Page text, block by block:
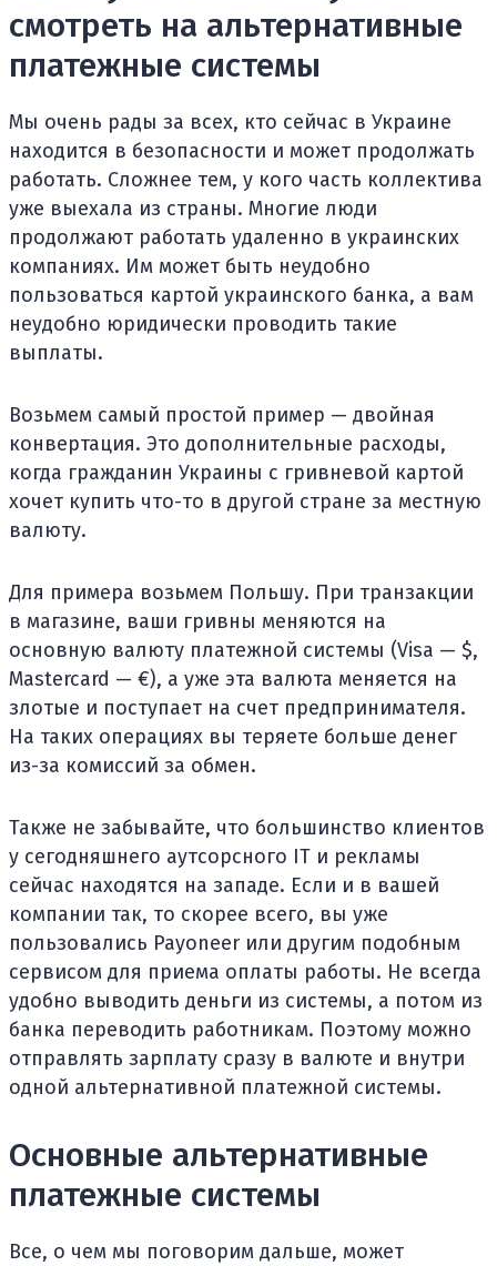
смотреть на альтернативные
платежные системы
Мы очень рады за всех, кто сейчас в Украине
находится в безопасности и может продолжать
работать. Сложнее тем, у кого часть коллектива
уже выехала из страны. Многие люди
продолжают работать удаленно в украинских
компаниях. Им может быть неудобно
пользоваться картой украинского банка, а вам
неудобно юридически проводить такие
выплаты.
Возьмем самый простой пример — двойная
конвертация. Это дополнительные расходы,
когда гражданин Украины с гривневой картой
хочет купить что-то в другой стране за местную
валюту.
Для примера возьмем Польшу. При транзакции
в магазине, ваши гривны меняются на
основную валюту платежной системы (Visa — $,
Mastercard — €), а уже эта валюта меняется на
злотые и поступает на счет предпринимателя.
На таких операциях вы теряете больше денег
из-за комиссий за обмен.
Также не забывайте, что большинство клиентов
у сегодняшнего аутсорсного IT и рекламы
сейчас находятся на западе. Если и в вашей
компании так, то скорее всего, вы уже
пользовались Payoneer или другим подобным
сервисом для приема оплаты работы. Не всегда
удобно выводить деньги из системы, а потом из
банка переводить работникам. Поэтому можно
отправлять зарплату сразу в валюте и внутри
одной альтернативной платежной системы.
Основные альтернативные
платежные системы
Все, о чем мы поговорим дальше, может